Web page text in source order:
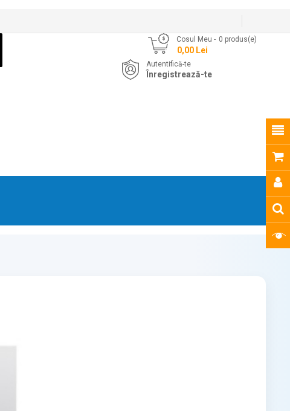
Cosul Meu 0 produs(e)
- 0,00 Lei
Autentifică-te
Înregistrează-te